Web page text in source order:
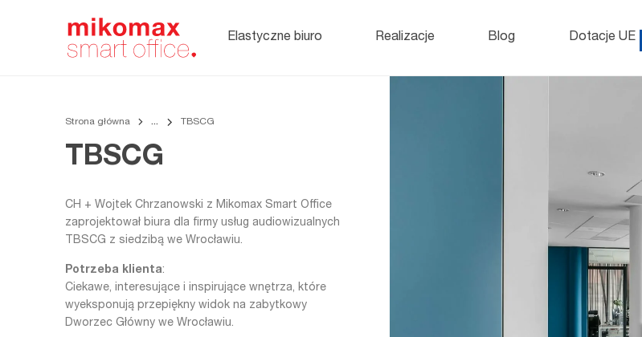
Elastyczne biuro Realizacje Blog Dotacje UE
tapicerowane
i kontenery
Strona główna TBSCG
TBSCG
CH + Wojtek Chrzanowski z Mikomax Smart Office
zaprojektował biura dla firmy usług audiowizualnych
TBSCG z siedzibą we Wrocławiu.
Potrzeba klienta:
Ciekawe, interesujące i inspirujące wnętrza, które
wyeksponują przepiękny widok na zabytkowy
Dworzec Główny we Wrocławiu.